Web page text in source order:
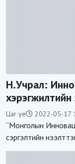
Н.Учрал:
Цаг үе 2022-05-17
“Монголын
сэргэлтийн